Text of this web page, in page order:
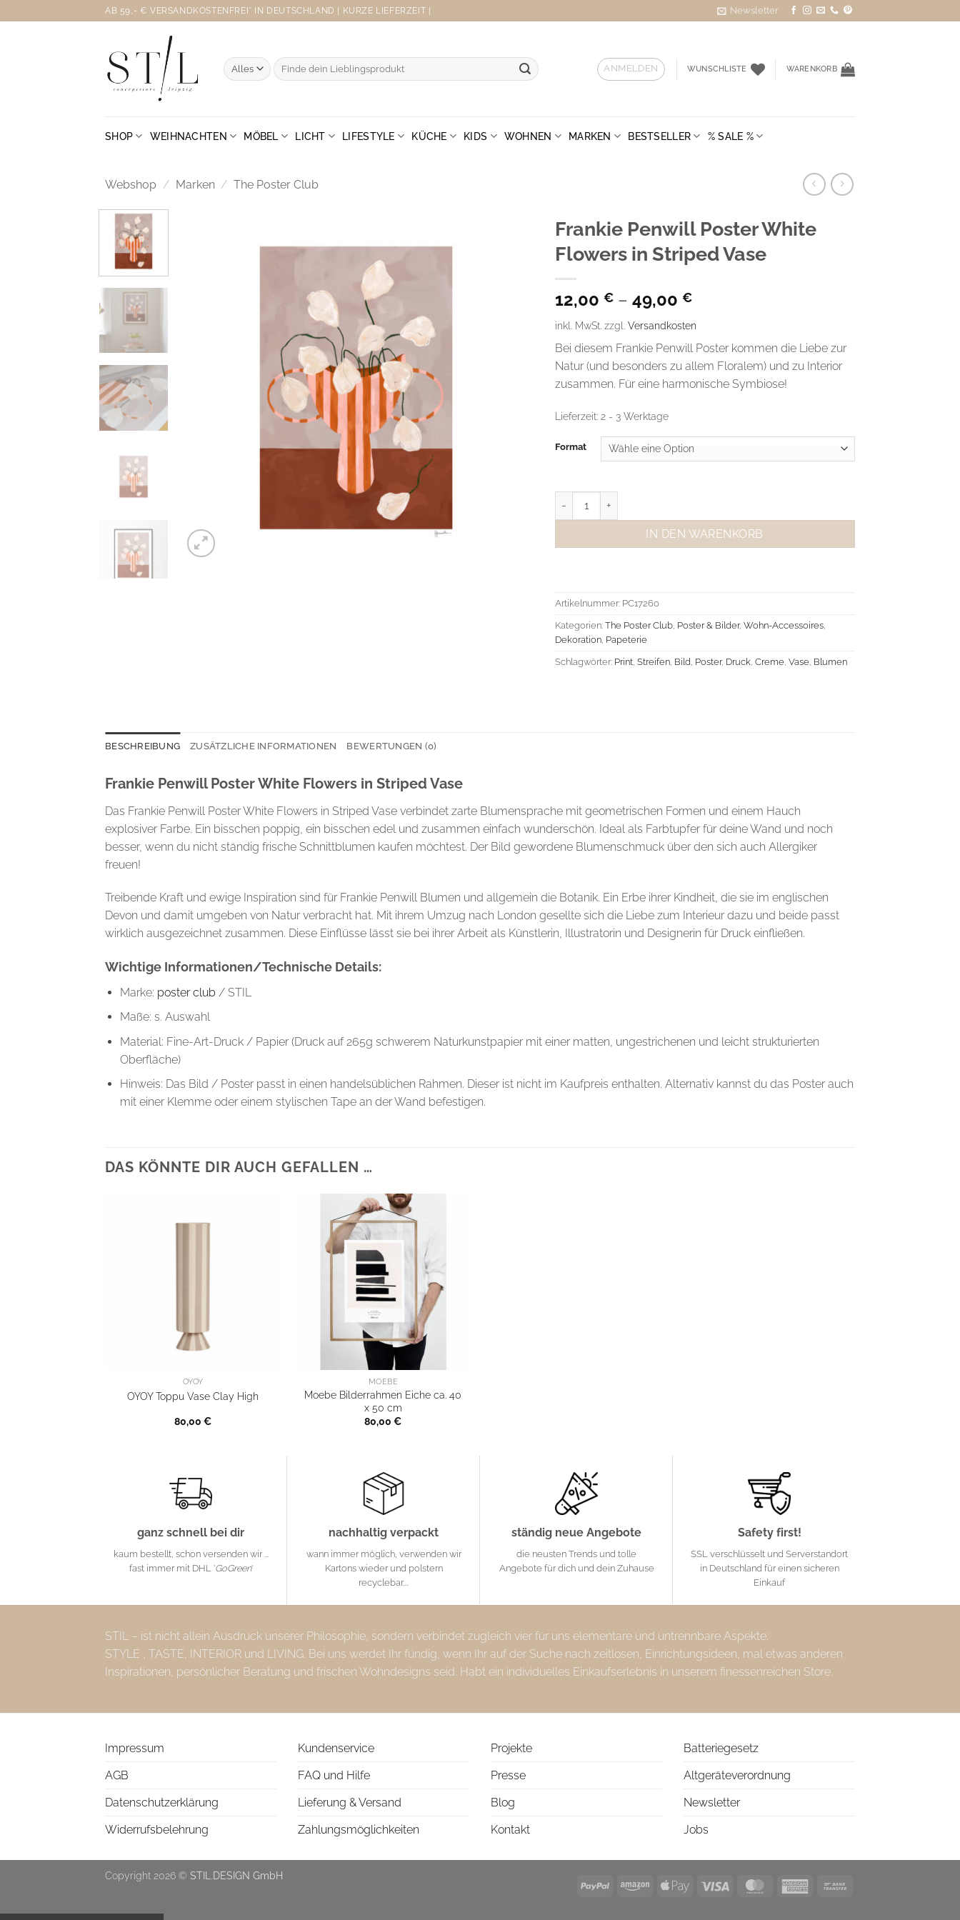
Inhalt
AB 59,- € VERSANDKOSTENFREI* IN DEUTSCHLAND | KURZE LIEFERZEIT | Newsletter
Suche
nach:
ANMELDEN WUNSCHLISTE WARENKORB
SHOP WEIHNACHTEN MÖBEL LICHT LIFESTYLE KÜCHE KIDS WOHNEN MARKEN BESTSELLER % SALE %
Webshop / Marken / The Poster Club
Frankie Penwill Poster White
Flowers in Striped Vase
12,00 € – 49,00 €
inkl. MwSt. zzgl. Versandkosten
Bei diesem Frankie Penwill Poster kommen die Liebe zur
Natur (und besonders zu allem Floralem) und zu Interior
zusammen. Für eine harmonische Symbiose!
Lieferzeit: 2 - 3 Werktage
Format
IN DEN WARENKORB
Artikelnummer: PC17260
Kategorien: The Poster Club, Poster & Bilder, Wohn-Accessoires,
Dekoration, Papeterie
Schlagwörter: Print, Streifen, Bild, Poster, Druck, Creme, Vase, Blumen
BESCHREIBUNG ZUSÄTZLICHE INFORMATIONEN BEWERTUNGEN (0)
Frankie Penwill Poster White Flowers in Striped Vase
Das Frankie Penwill Poster White Flowers in Striped Vase verbindet zarte Blumensprache mit geometrischen Formen und einem Hauch
explosiver Farbe. Ein bisschen poppig, ein bisschen edel und zusammen einfach wunderschön. Ideal als Farbtupfer für deine Wand und noch
besser, wenn du nicht ständig frische Schnittblumen kaufen möchtest. Der Bild gewordene Blumenschmuck über den sich auch Allergiker
freuen!
Treibende Kraft und ewige Inspiration sind für Frankie Penwill Blumen und allgemein die Botanik. Ein Erbe ihrer Kindheit, die sie im englischen
Devon und damit umgeben von Natur verbracht hat. Mit ihrem Umzug nach London gesellte sich die Liebe zum Interieur dazu und beide passt
wirklich ausgezeichnet zusammen. Diese Einflüsse lässt sie bei ihrer Arbeit als Künstlerin, Illustratorin und Designerin für Druck einfließen.
Wichtige Informationen/Technische Details:
Marke: poster club / STIL
Maße: s. Auswahl
Material: Fine-Art-Druck / Papier (Druck auf 265g schwerem Naturkunstpapier mit einer matten, ungestrichenen und leicht strukturierten
Oberfläche)
Hinweis: Das Bild / Poster passt in einen handelsüblichen Rahmen. Dieser ist nicht im Kaufpreis enthalten. Alternativ kannst du das Poster auch
mit einer Klemme oder einem stylischen Tape an der Wand befestigen.
DAS KÖNNTE DIR AUCH GEFALLEN …
OYOY
OYOY Toppu Vase Clay High
80,00€
MOEBE
Moebe Bilderrahmen Eiche ca. 40
x 50 cm
80,00€
ganz schnell bei dir
kaum bestellt, schon versenden wir ...
fast immer mit DHL 'GoGreen'
nachhaltig verpackt
wann immer möglich, verwenden wir
Kartons wieder und polstern
recyclebar....
ständig neue Angebote
die neusten Trends und tolle
Angebote für dich und dein Zuhause
Safety first!
SSL verschlüsselt und Serverstandort
in Deutschland für einen sicheren
Einkauf
STIL – ist nicht allein Ausdruck unserer Philosophie, sondern verbindet zugleich vier für uns elementare und untrennbare Aspekte:
STYLE , TASTE, INTERIOR und LIVING. Bei uns werdet Ihr fündig, wenn Ihr auf der Suche nach zeitlosen, Einrichtungsideen, mal etwas anderen
Inspirationen, persönlicher Beratung und frischen Wohndesigns seid. Habt ein individuelles Einkaufserlebnis in unserem finessenreichen Store.
Impressum
AGB
Datenschutzerklärung
Widerrufsbelehrung
Kundenservice
FAQ und Hilfe
Lieferung & Versand
Zahlungsmöglichkeiten
Projekte
Presse
Blog
Kontakt
Batteriegesetz
Altgeräteverordnung
Newsletter
Jobs
PayPal Amazon Apple
Visa MasterCardAmerican
Copyright 2026 © STIL.DESIGN GmbH